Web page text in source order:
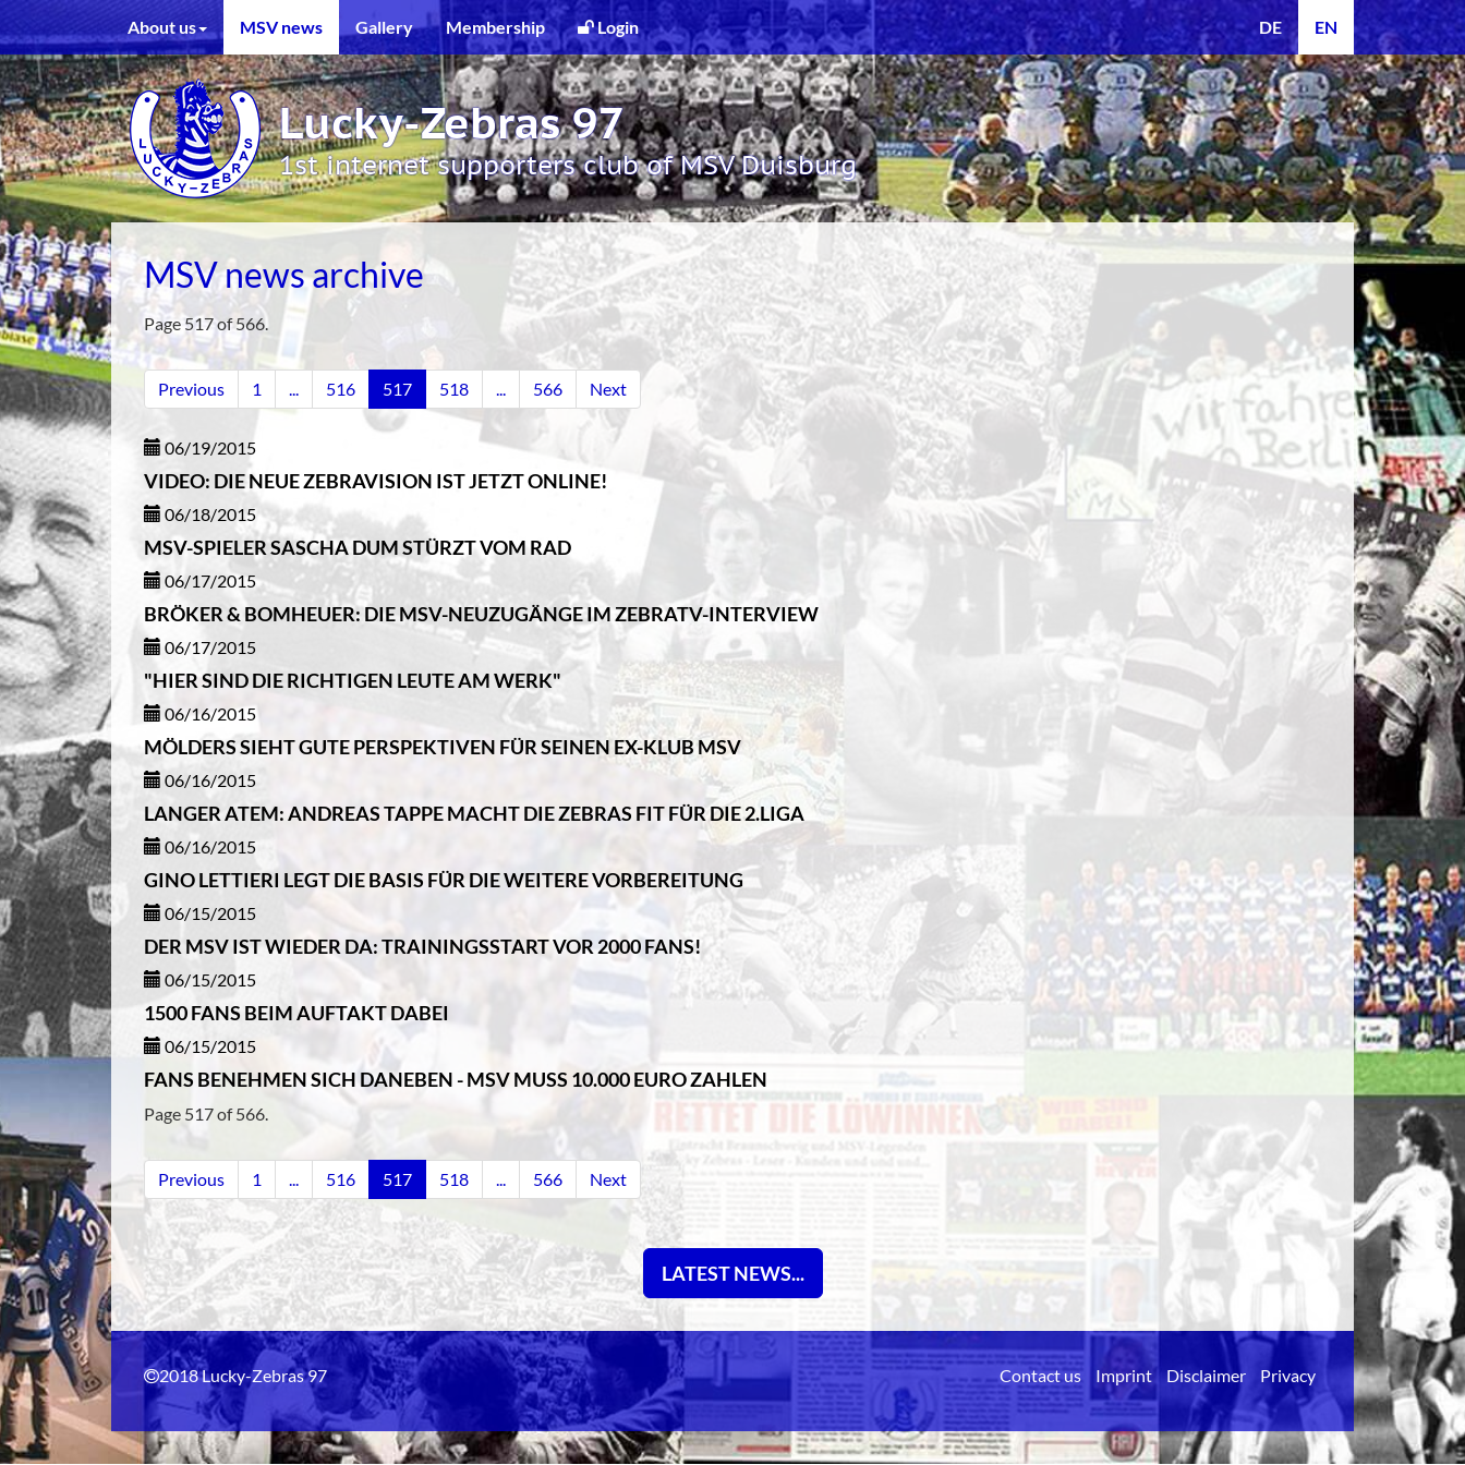
About us MSV news Gallery Membership Login DE EN
Lucky-Zebras 97
1st internet supporters club of MSV Duisburg
MSV news archive
Page 517 of 566.
Previous 1 ... 516 517 518 ... 566 Next
06/19/2015
VIDEO: DIE NEUE ZEBRAVISION IST JETZT ONLINE!
06/18/2015
MSV-SPIELER SASCHA DUM STÜRZT VOM RAD
06/17/2015
BRÖKER & BOMHEUER: DIE MSV-NEUZUGÄNGE IM ZEBRATV-INTERVIEW
06/17/2015
"HIER SIND DIE RICHTIGEN LEUTE AM WERK"
06/16/2015
MÖLDERS SIEHT GUTE PERSPEKTIVEN FÜR SEINEN EX-KLUB MSV
06/16/2015
LANGER ATEM: ANDREAS TAPPE MACHT DIE ZEBRAS FIT FÜR DIE 2.LIGA
06/16/2015
GINO LETTIERI LEGT DIE BASIS FÜR DIE WEITERE VORBEREITUNG
06/15/2015
DER MSV IST WIEDER DA: TRAININGSSTART VOR 2000 FANS!
06/15/2015
1500 FANS BEIM AUFTAKT DABEI
06/15/2015
FANS BENEHMEN SICH DANEBEN - MSV MUSS 10.000 EURO ZAHLEN
Page 517 of 566.
Previous 1 ... 516 517 518 ... 566 Next
LATEST NEWS...
2018 Lucky-Zebras 97 Contact us Imprint Disclaimer Privacy